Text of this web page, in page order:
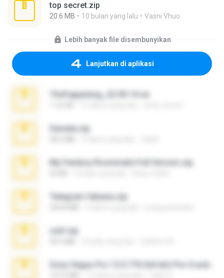
top secret.zip
20.6 MB 10 bulan yang lalu Vasni Vhuo
Lebih banyak file disembunyikan
Lanjutkan di aplikasi
TheFappening_22.09.14.rar
Daniela.zip
My Femboy Roommate Full Version.zip
Telegram fabiana.zip
ouh!.zip